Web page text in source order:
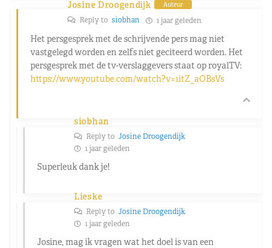
Josine Droogendijk Auteur
Reply to siobhan 1 jaar geleden
Het persgesprek met de schrijvende pers mag niet
vastgelegd worden en zelfs niet geciteerd worden. Het
persgesprek met de tv-verslaggevers staat op royalTV:
https://www.youtube.com/watch?v=1itZ_aOBsVs
siobhan
Reply to Josine Droogendijk
1 jaar geleden
Superleuk dank je!
Lieske
Reply to Josine Droogendijk
1 jaar geleden
Josine, mag ik vragen wat het doel is van een